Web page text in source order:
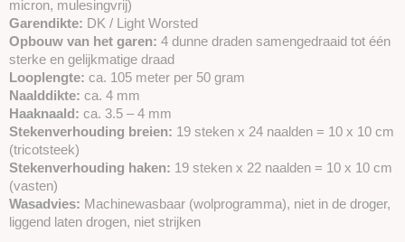
micron, mulesingvrij)
Garendikte: DK / Light Worsted
Opbouw van het garen: 4 dunne draden samengedraaid tot één
sterke en gelijkmatige draad
Looplengte: ca. 105 meter per 50 gram
Naalddikte: ca. 4 mm
Haaknaald: ca. 3.5 – 4 mm
Stekenverhouding breien: 19 steken x 24 naalden = 10 x 10 cm
(tricotsteek)
Stekenverhouding haken: 19 steken x 22 naalden = 10 x 10 cm
(vasten)
Wasadvies: Machinewasbaar (wolprogramma), niet in de droger,
liggend laten drogen, niet strijken